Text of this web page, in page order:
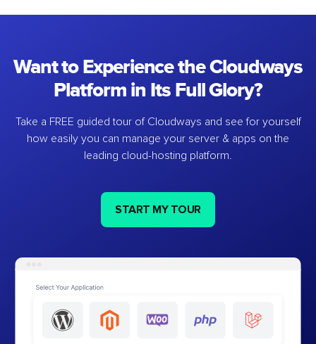
Want to Experience the Cloudways
Platform in Its Full Glory?
Take a FREE guided tour of Cloudways and see for yourself
how easily you can manage your server & apps on the
leading cloud-hosting platform.
START MY TOUR